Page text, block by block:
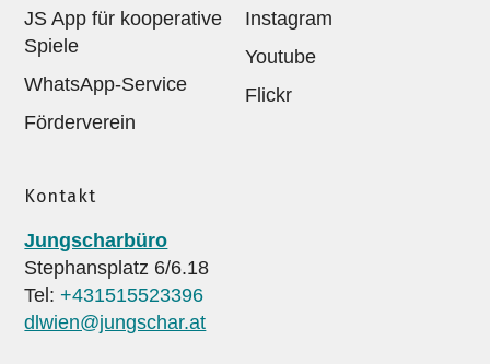
JS App für kooperative
Spiele
WhatsApp-Service
Förderverein
Instagram
Youtube
Flickr
Kontakt
Jungscharbüro
Stephansplatz 6/6.18
Tel:+431515523396
dlwien@jungschar.at